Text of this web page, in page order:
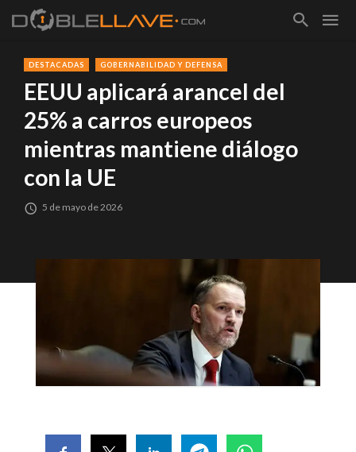
DESTACADAS GOBERNABILIDAD Y DEFENSA
EEUU aplicará arancel del
25% a carros europeos
mientras mantiene diálogo
con la UE
5 de mayo de 2026